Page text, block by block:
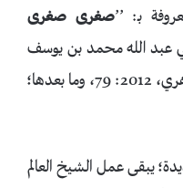
بـ: ’’صغرى صغرى
أبي عبد الله محمد بن يوسف
السّنوسي (ت. 895 هـ/1490م) (زَهري، 2012: 79، وما بعدها؛
يبقى عمل الشيخ العالم